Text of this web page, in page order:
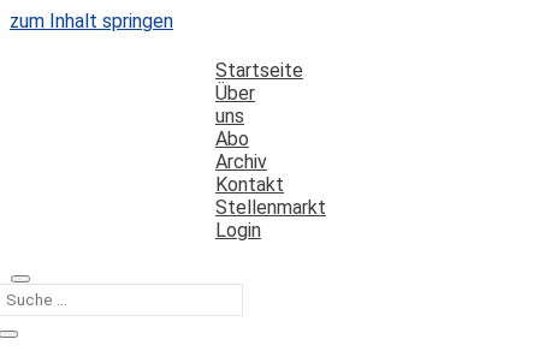
zum Inhalt springen
Startseite
Über
uns
Abo
Archiv
Kontakt
Stellenmarkt
Login
Kategorie